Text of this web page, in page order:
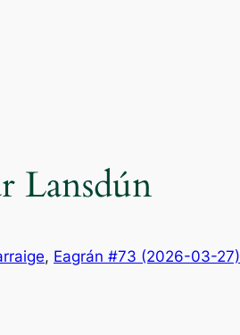
Lansdún
, Eagrán #73 (2026-03-27)